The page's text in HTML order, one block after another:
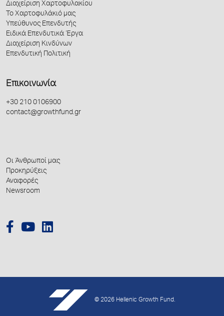
Διαχείριση Χαρτοφυλακίου
Το Χαρτοφυλάκιό μας
Υπεύθυνος Επενδυτής
Ειδικά Επενδυτικά Έργα
Διαχείριση Κινδύνων
Επενδυτική Πολιτική
Επικοινωνία
+30 210 0106900
contact@growthfund.gr
Οι Άνθρωποί μας
Προκηρύξεις
Αναφορές
Newsroom
© 2026 Hellenic Growth Fund.